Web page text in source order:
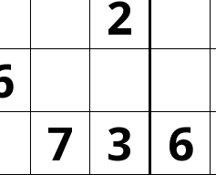
2
7 3 6